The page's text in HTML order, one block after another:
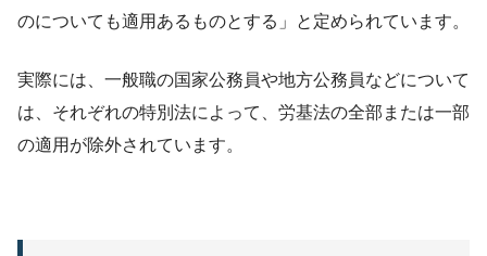
のについても適用あるものとする」と定められています。
実際には、一般職の国家公務員や地方公務員などについて
は、それぞれの特別法によって、労基法の全部または一部
の適用が除外されています。